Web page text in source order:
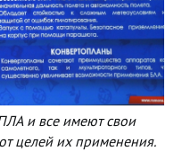
и все имеют свои
целей их применения.